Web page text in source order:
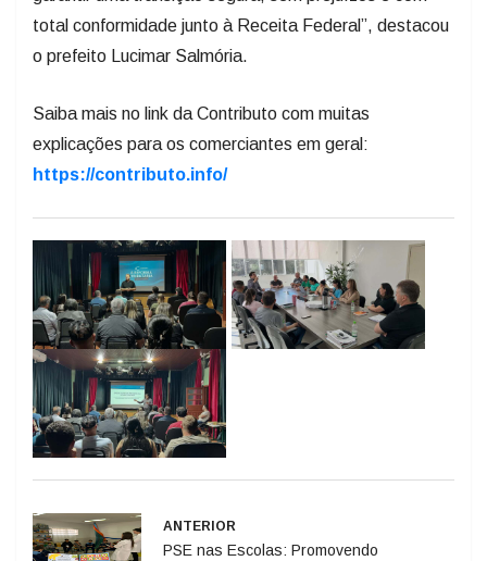
total conformidade junto à Receita Federal”, destacou
o prefeito Lucimar Salmória.
Saiba mais no link da Contributo com muitas
explicações para os comerciantes em geral:
https://contributo.info/
ANTERIOR
PSE nas Escolas: Promovendo